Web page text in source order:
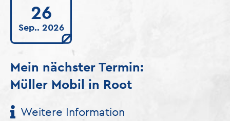
26
Sep.. 2026
Mein nächster Termin:
Müller Mobil in Root
Weitere Information